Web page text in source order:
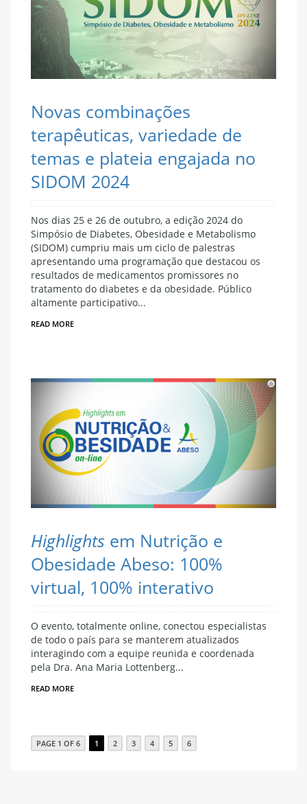
Novas combinações
terapêuticas, variedade de
temas e plateia engajada no
SIDOM 2024
Nos dias 25 e 26 de outubro, a edição 2024 do
Simpósio de Diabetes, Obesidade e Metabolismo
(SIDOM) cumpriu mais um ciclo de palestras
apresentando uma programação que destacou os
resultados de medicamentos promissores no
tratamento do diabetes e da obesidade. Público
altamente participativo...
READ MORE
Highlights em Nutrição e
Obesidade Abeso: 100%
virtual, 100% interativo
O evento, totalmente online, conectou especialistas
de todo o país para se manterem atualizados
interagindo com a equipe reunida e coordenada
pela Dra. Ana Maria Lottenberg...
READ MORE
PAGE 1 OF 6 1 2 3 4 5 6